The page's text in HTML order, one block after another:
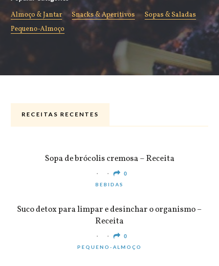
Almoço & Jantar Snacks & Aperitivos
Sopas & Saladas
Pequeno-Almoço
RECEITAS RECENTES
Sopa de brócolis cremosa – Receita
0
BEBIDAS
Suco detox para limpar e desinchar o organismo –
Receita
0
PEQUENO-ALMOÇO